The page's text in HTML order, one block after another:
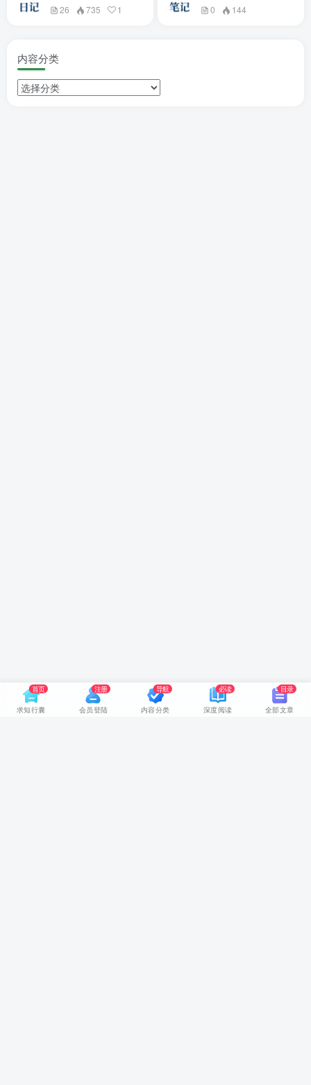
26 735 1 0 144
内容分类
求知行囊
首页
会员登陆
注册
内容分类
导航
深度阅读
必读
全部文章
目录